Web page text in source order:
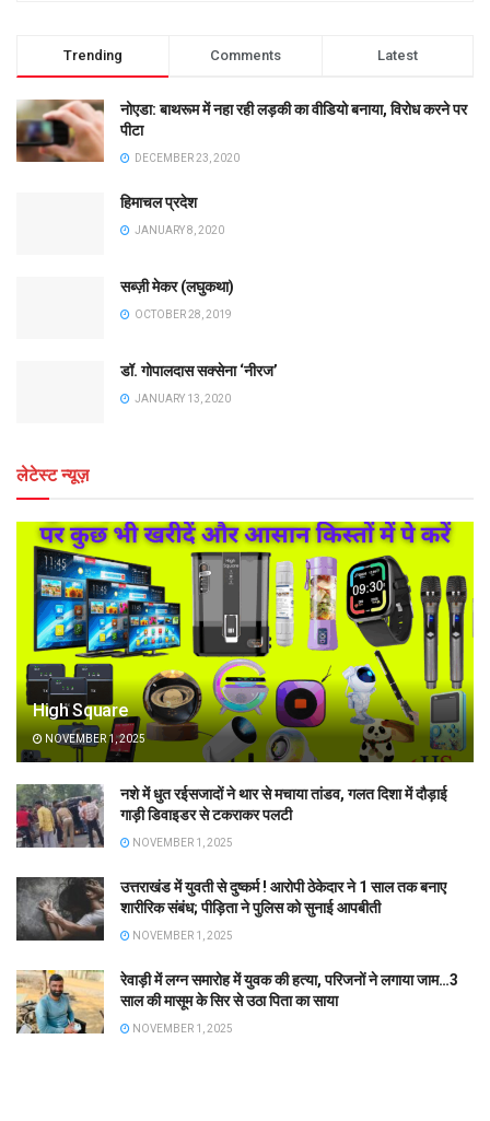
Trending Comments Latest
नोएडा: बाथरूम में नहा रही लड़की का वीडियो बनाया, विरोध करने पर
पीटा
DECEMBER 23, 2020
हिमाचल प्रदेश
JANUARY 8, 2020
सब्ज़ी मेकर (लघुकथा)
OCTOBER 28, 2019
डॉ. गोपालदास सक्सेना ‘नीरज’
JANUARY 13, 2020
लेटेस्ट न्यूज़
High Square
NOVEMBER 1, 2025
नशे में धुत रईसजादों ने थार से मचाया तांडव, गलत दिशा में दौड़ाई
गाड़ी डिवाइडर से टकराकर पलटी
NOVEMBER 1, 2025
उत्तराखंड में युवती से दुष्कर्म ! आरोपी ठेकेदार ने 1 साल तक बनाए
शारीरिक संबंध; पीड़िता ने पुलिस को सुनाई आपबीती
NOVEMBER 1, 2025
रेवाड़ी में लग्न समारोह में युवक की हत्या, परिजनों ने लगाया जाम…3
साल की मासूम के सिर से उठा पिता का साया
NOVEMBER 1, 2025